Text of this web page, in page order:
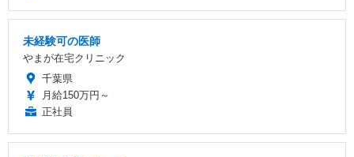
未経験可の医師
やまが在宅クリニック
千葉県
月給150万円～
正社員